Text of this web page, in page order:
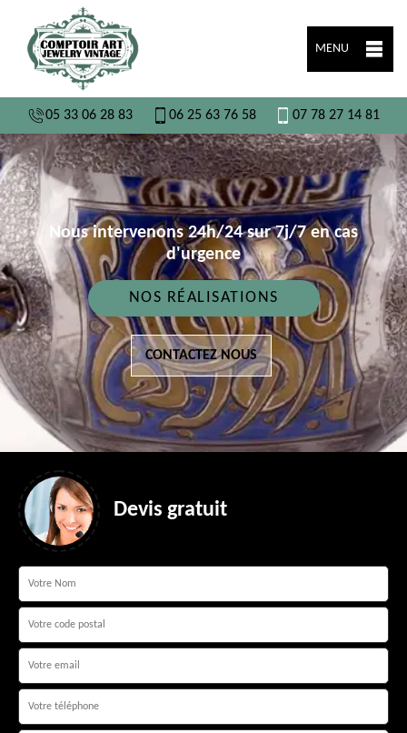
MENU
05 33 06 28 83 06 25 63 76 58 07 78 27 14 81
Nous intervenons 24h/24 sur 7j/7 en cas
d'urgence
NOS RÉALISATIONS
CONTACTEZ NOUS
Devis gratuit